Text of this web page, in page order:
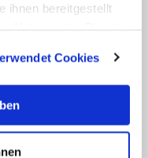
ihnen bereitgestellt
Cookies
Man
auch in der
ohne von der